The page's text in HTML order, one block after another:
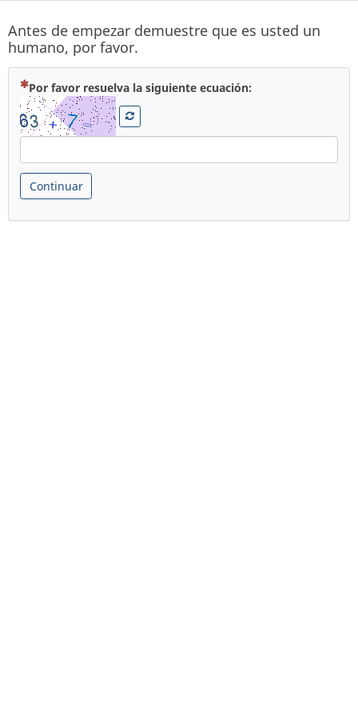
Antes de empezar demuestre que es usted un
humano, por favor.
Por favor resuelva la siguiente ecuación:
Continuar